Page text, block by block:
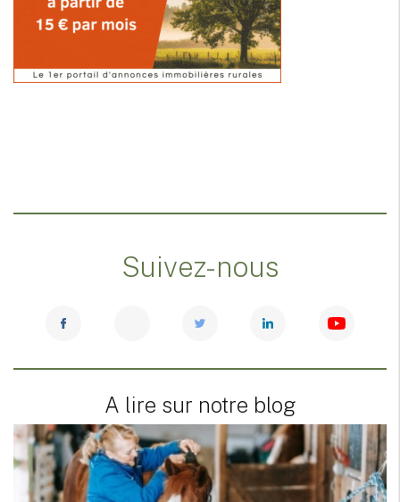
Suivez-nous
A lire sur notre blog